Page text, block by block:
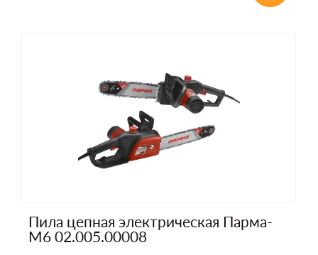
Пила цепная электрическая Парма-
М6 02.005.00008